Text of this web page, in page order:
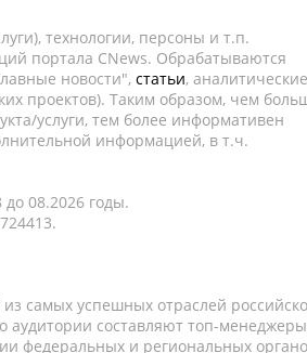
технологии, персоны и т.п.
портала CNews. Обрабатываются
новости", статьи, аналитические
проектов). Таким образом, чем
услуги, тем более информативен
информацией, в т.ч.
08.2026 годы.
самых успешных отраслей
аудитории составляют топ-
федеральных и региональных